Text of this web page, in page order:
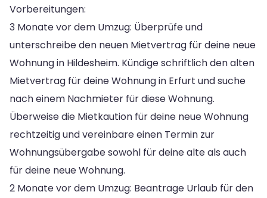
Vorbereitungen:
3 Monate vor dem Umzug: Überprüfe und
unterschreibe den neuen Mietvertrag für deine neue
Wohnung in Hildesheim. Kündige schriftlich den alten
Mietvertrag für deine Wohnung in Erfurt und suche
nach einem Nachmieter für diese Wohnung.
Überweise die Mietkaution für deine neue Wohnung
rechtzeitig und vereinbare einen Termin zur
Wohnungsübergabe sowohl für deine alte als auch
für deine neue Wohnung.
2 Monate vor dem Umzug: Beantrage Urlaub für den